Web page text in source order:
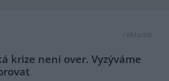
reklama
krize není over. Vyzýváme